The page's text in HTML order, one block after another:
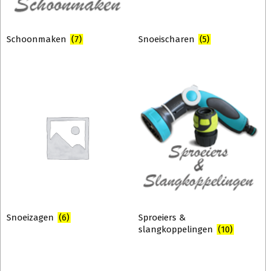
Schoonmaken (7) Snoeischaren (5)
Snoeizagen (6)
Sproeiers &
slangkoppelingen (10)